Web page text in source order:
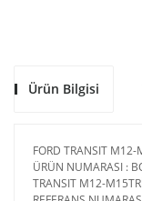
Ürün Bilgisi
FORD TRANSIT M12-
ÜRÜN NUMARASI :
TRANSIT M12-